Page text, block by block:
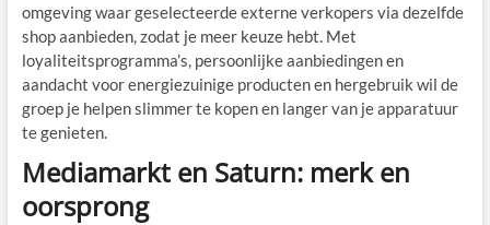
omgeving waar geselecteerde externe verkopers via dezelfde
shop aanbieden, zodat je meer keuze hebt. Met
loyaliteitsprogramma’s, persoonlijke aanbiedingen en
aandacht voor energiezuinige producten en hergebruik wil de
groep je helpen slimmer te kopen en langer van je apparatuur
te genieten.
Mediamarkt en Saturn: merk en
oorsprong